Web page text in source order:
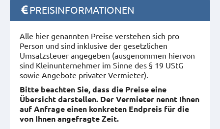
PREISINFORMATIONEN
Alle hier genannten Preise verstehen sich pro
Person und sind inklusive der gesetzlichen
Umsatzsteuer angegeben (ausgenommen hiervon
sind Kleinunternehmer im Sinne des § 19 UStG
sowie Angebote privater Vermieter).
Bitte beachten Sie, dass die Preise eine
Übersicht darstellen. Der Vermieter nennt Ihnen
auf Anfrage einen konkreten Endpreis für die
von Ihnen angefragte Zeit.